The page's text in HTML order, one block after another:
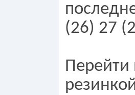
(26) 27